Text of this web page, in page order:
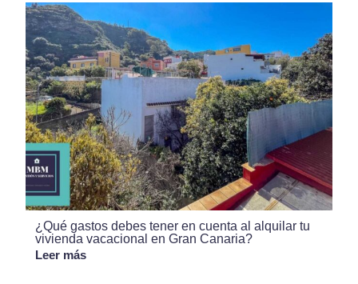
¿Qué gastos debes tener en cuenta al alquilar tu
vivienda vacacional en Gran Canaria?
Leer más